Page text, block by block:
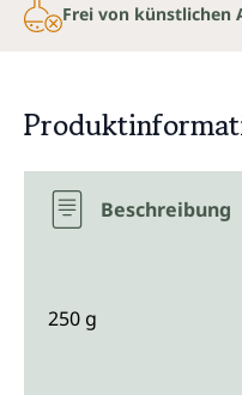
Frei von künstlichen
Beschreibung
250 g